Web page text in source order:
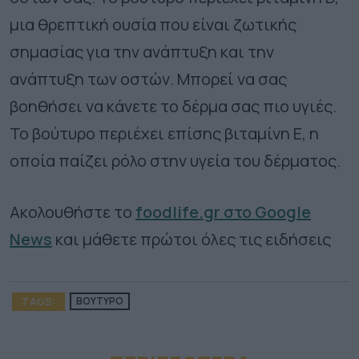
μια θρεπτική ουσία που είναι ζωτικής
σημασίας για την ανάπτυξη και την
ανάπτυξη των οστών. Μπορεί να σας
βοηθήσει να κάνετε το δέρμα σας πιο υγιές.
Το βούτυρο περιέχει επίσης βιταμίνη Ε, η
οποία παίζει ρόλο στην υγεία του δέρματος.
Ακολουθήστε το foodlife.gr στο Google
News και μάθετε πρώτοι όλες τις ειδήσεις
TAGS: ΒΟΥΤΥΡΟ